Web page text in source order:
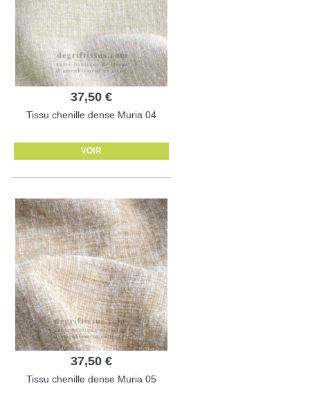
37,50 €
Tissu chenille dense Muria 04
VOIR
37,50 €
Tissu chenille dense Muria 05